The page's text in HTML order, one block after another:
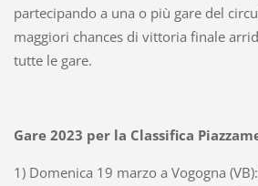
partecipando a una o più gare del
maggiori chances di vittoria finale
tutte le gare.
Gare 2023 per la Classifica
1) Domenica 19 marzo a Vogogna (VB):